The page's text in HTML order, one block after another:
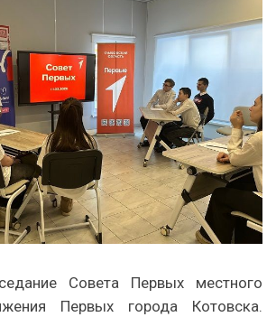
Совета Первых местного
Первых города Котовска.